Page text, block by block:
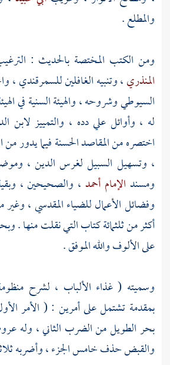
والمطلع .
ومن الكتب المختصة بالحديث :
المنذري، وتنبيه الغافلينللسمرقندي،
السيوطيوشروحه ، والهيئة السنية في
له ، وأوائل علي دده ، والتمييز لابن
اختصره من المقاصد الحسنة فيما يدور من
، وتسهيل السبيل لغرس الدين ،
ومسند الإمام أحمد ، والصحيحين ،
وفضائل الأعمالللضياء المقدسي، وغير
أكثر من ثلثمائة كتاب التي نقلت منها .
على الألوف والله الموفق .
وسميته ( غذاء الألباب ، لشرح
بمقدمة تشتمل على أمرين : ( الأمر
بحر الطويل من الضرب الثاني ، وله
والقبض حذف خامس الجزء ، وأضربه